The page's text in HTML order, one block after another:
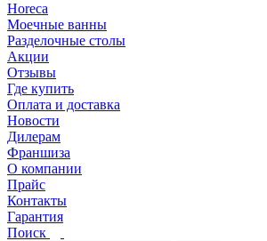
Horeca
Моечные ванны
Разделочные столы
Акции
Отзывы
Где купить
Оплата и доставка
Новости
Дилерам
Франшиза
О компании
Прайс
Контакты
Гарантия
Поиск